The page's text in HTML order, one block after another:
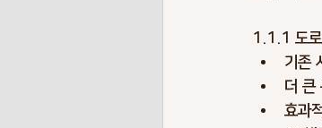
1.1.1 도로
기존
더 큰
효과